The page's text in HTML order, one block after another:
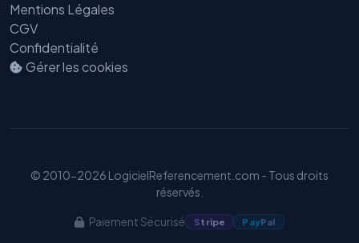
Mentions Légales
CGV
Confidentialité
Gérer les cookies
© 2010-2026 LogicielReferencement.com - Tous droits
réservés.
Paiement Sécurisé Stripe PayPal